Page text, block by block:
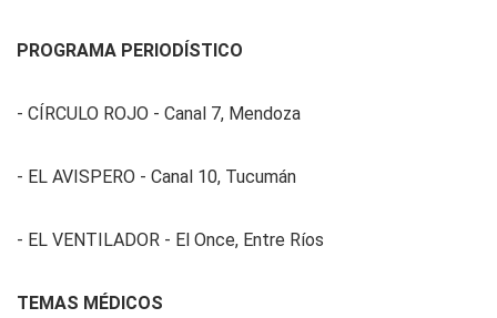
PROGRAMA PERIODÍSTICO
- CÍRCULO ROJO - Canal 7, Mendoza
- EL AVISPERO - Canal 10, Tucumán
- EL VENTILADOR - El Once, Entre Ríos
TEMAS MÉDICOS